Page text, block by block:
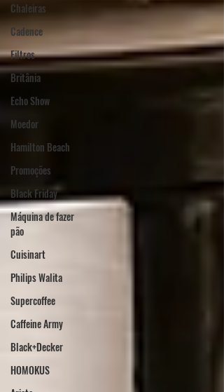
Chaleiras
Cadence
Filtros
Britânia
Echo Show
Moedor
Hamilton Beach
Promoções
Black Friday
Máquina de fazer
pão
Cuisinart
Philips Walita
Supercoffee
Caffeine Army
Black+Decker
HOMOKUS